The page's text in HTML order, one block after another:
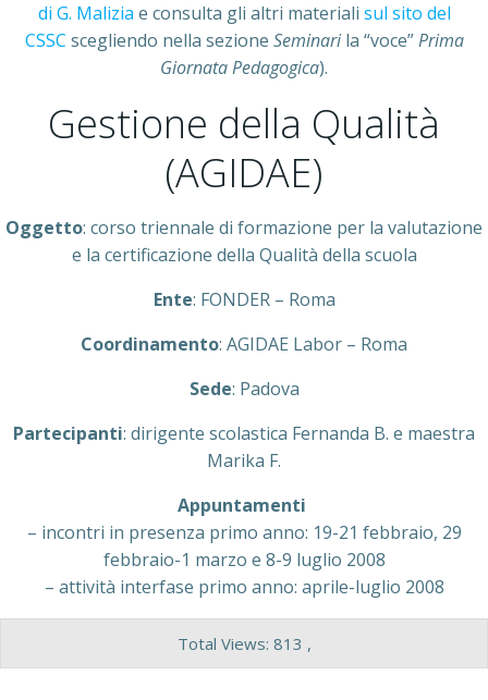
di G. Malizia e consulta gli altri materiali sul sito del
CSSC scegliendo nella sezione Seminarila “voce”Prima
Giornata Pedagogica).
Gestione della Qualità
(AGIDAE)
Oggetto: corso triennale di formazione per la valutazione
e la certificazione della Qualità della scuola
Ente: FONDER – Roma
Coordinamento: AGIDAE Labor – Roma
Sede: Padova
Partecipanti: dirigente scolastica Fernanda B. e maestra
Marika F.
Appuntamenti
– incontri in presenza primo anno: 19-21 febbraio, 29
febbraio-1 marzo e 8-9 luglio 2008
– attività interfase primo anno: aprile-luglio 2008
Total Views: 813 ,